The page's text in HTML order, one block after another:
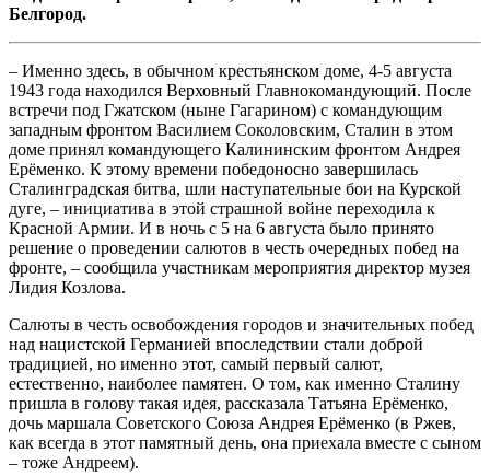
Белгород.
– Именно здесь, в обычном крестьянском доме, 4-5 августа
1943 года находился Верховный Главнокомандующий. После
встречи под Гжатском (ныне Гагарином) с командующим
западным фронтом Василием Соколовским, Сталин в этом
доме принял командующего Калининским фронтом Андрея
Ерёменко. К этому времени победоносно завершилась
Сталинградская битва, шли наступательные бои на Курской
дуге, – инициатива в этой страшной войне переходила к
Красной Армии. И в ночь с 5 на 6 августа было принято
решение о проведении салютов в честь очередных побед на
фронте, – сообщила участникам мероприятия директор музея
Лидия Козлова.
Салюты в честь освобождения городов и значительных побед
над нацистской Германией впоследствии стали доброй
традицией, но именно этот, самый первый салют,
естественно, наиболее памятен. О том, как именно Сталину
пришла в голову такая идея, рассказала Татьяна Ерёменко,
дочь маршала Советского Союза Андрея Ерёменко (в Ржев,
как всегда в этот памятный день, она приехала вместе с сыном
– тоже Андреем).